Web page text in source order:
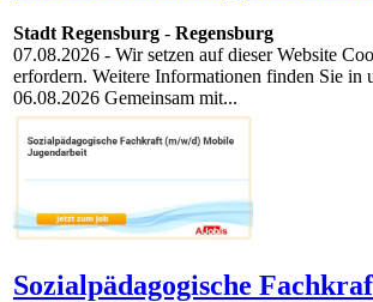
Stadt Regensburg - Regensburg
07.08.2026 - Wir setzen auf dieser Website
erfordern. Weitere Informationen finden Sie
06.08.2026 Gemeinsam mit...
Sozialpädagogische